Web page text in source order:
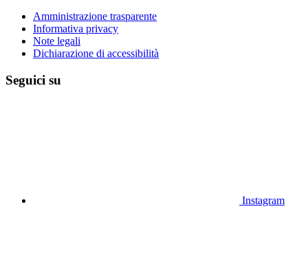
Amministrazione trasparente
Informativa privacy
Note legali
Dichiarazione di accessibilità
Seguici su
Instagram